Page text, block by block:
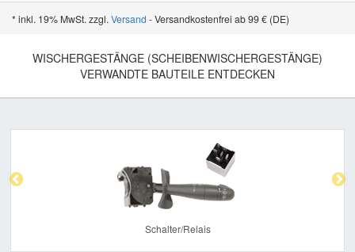
* inkl. 19% MwSt. zzgl. Versand - Versandkostenfrei ab 99 € (DE)
WISCHERGESTÄNGE (SCHEIBENWISCHERGESTÄNGE)
VERWANDTE BAUTEILE ENTDECKEN
Schalter/Relais